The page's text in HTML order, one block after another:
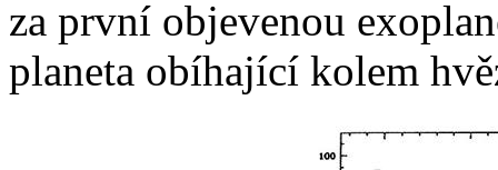
za první objevenou
planeta obíhající kolem